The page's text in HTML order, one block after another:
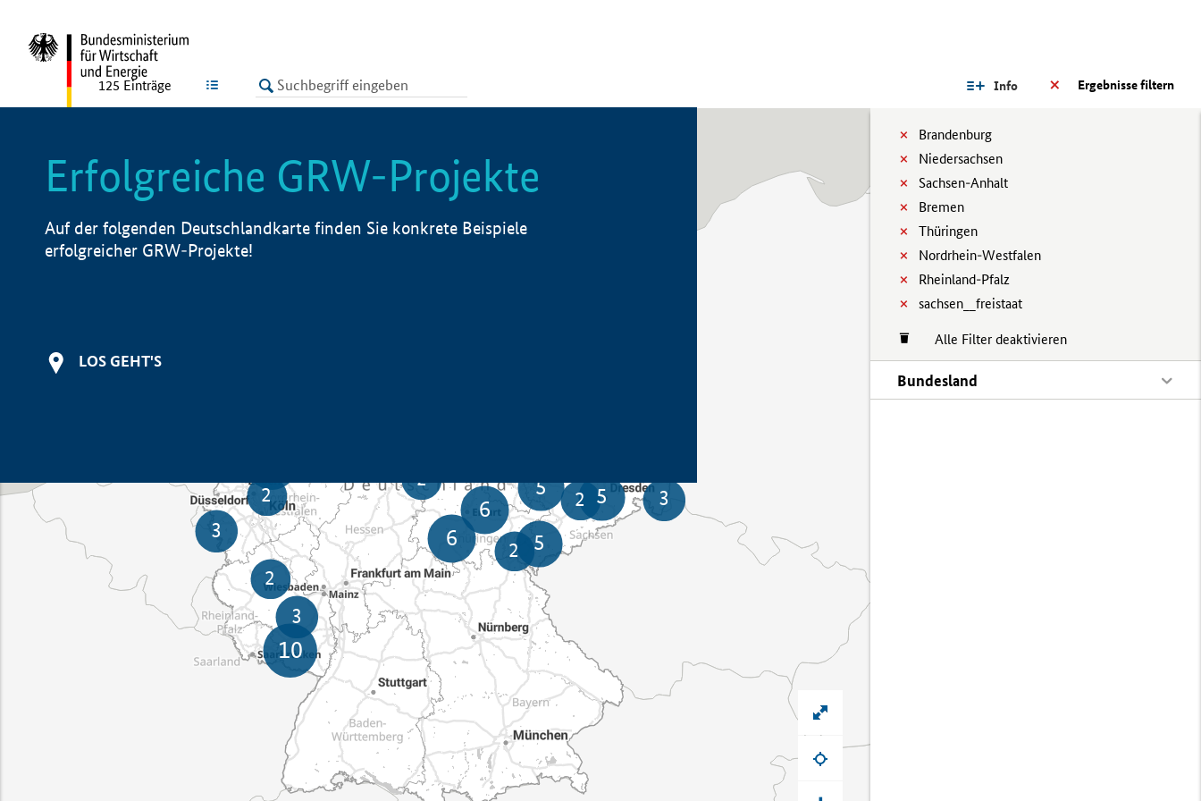
LISTE Ergebnisse filtern
Info
Brandenburg
Niedersachsen
Sachsen-Anhalt
Bremen
Thüringen
Nordrhein-Westfalen
Rheinland-Pfalz
sachsen__freistaat
Alle Filter deaktivieren
Bundesland
125 Einträge
Erfolgreiche GRW-Projekte
Auf der folgenden Deutschlandkarte finden Sie konkrete Beispiele
erfolgreicher GRW-Projekte!
LOS GEHT'S